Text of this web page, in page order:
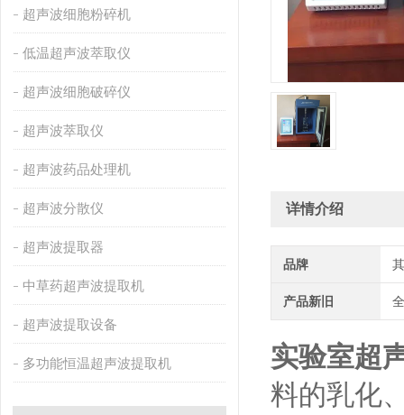
超声波细胞粉碎机
低温超声波萃取仪
超声波细胞破碎仪
超声波萃取仪
超声波药品处理机
超声波分散仪
超声波提取器
中草药超声波提取机
超声波提取设备
多功能恒温超声波提取机
详情介绍
品牌
产品新旧
实验室超
料的乳化